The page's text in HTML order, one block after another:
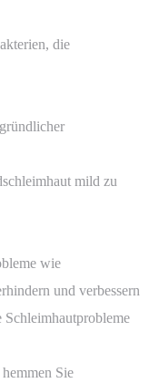
die
mild zu
wie
und verbessern
Sie